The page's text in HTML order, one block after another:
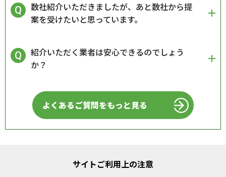
数社紹介いただきましたが、あと数社から提
案を受けたいと思っています。
紹介いただく業者は安心できるのでしょう
か？
よくあるご質問をもっと見る
サイトご利用上の注意